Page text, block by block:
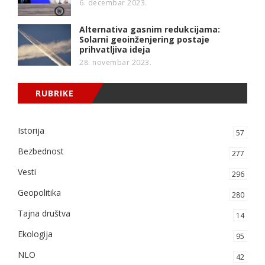
6. decembar 2023.
Alternativa gasnim redukcijama:
Solarni geoinženjering postaje
prihvatljiva ideja
28. novembar 2023.
RUBRIKE
Istorija 57
Bezbednost 277
Vesti 296
Geopolitika 280
Tajna društva 14
Ekologija 95
NLO 42